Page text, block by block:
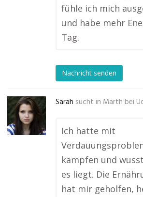
fühle ich mich
und habe mehr
Tag.
Nachricht senden
Sarah sucht in Marth bei
Ich hatte mit
kämpfen und
es liegt. Die
hat mir geholfen,